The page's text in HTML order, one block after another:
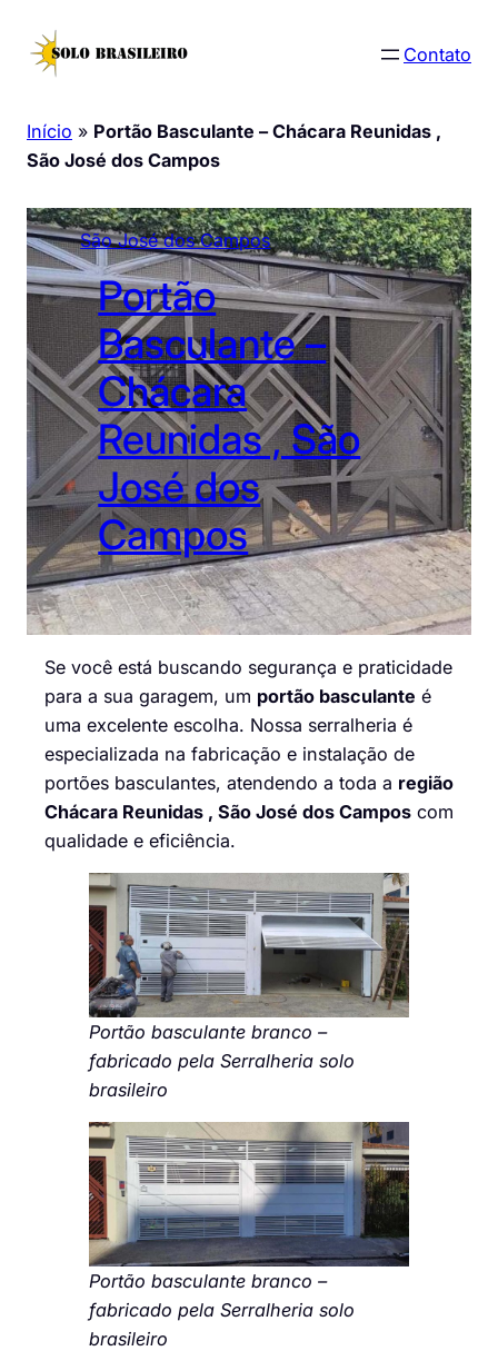
para
Contato
Início » Portão Basculante – Chácara Reunidas ,
São José dos Campos
São José dos Campos
Portão
Basculante –
Chácara
Reunidas , São
José dos
Campos
Se você está buscando segurança e praticidade
para a sua garagem, um portão basculante é
uma excelente escolha. Nossa serralheria é
especializada na fabricação e instalação de
portões basculantes, atendendo a toda a região
Chácara Reunidas , São José dos Campos com
qualidade e eficiência.
Portão basculante branco –
fabricado pela Serralheria solo
brasileiro
Portão basculante branco –
fabricado pela Serralheria solo
brasileiro